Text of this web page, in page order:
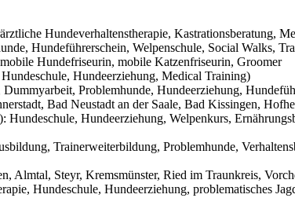
Hundeverhaltenstherapie, Kastrationsberatung,
Hundeführerschein, Welpenschule, Social Walks,
Hundefriseurin, mobile Katzenfriseurin, Groomer
Hundeerziehung, Medical Training)
Dummyarbeit, Problemhunde, Hundeerziehung,
Bad Neustadt an der Saale, Bad Kissingen,
Hundeerziehung, Welpenkurs,
Trainerweiterbildung, Problemhunde,
Almtal, Steyr, Kremsmünster, Ried im Traunkreis,
Hundeschule, Hundeerziehung, problematisches